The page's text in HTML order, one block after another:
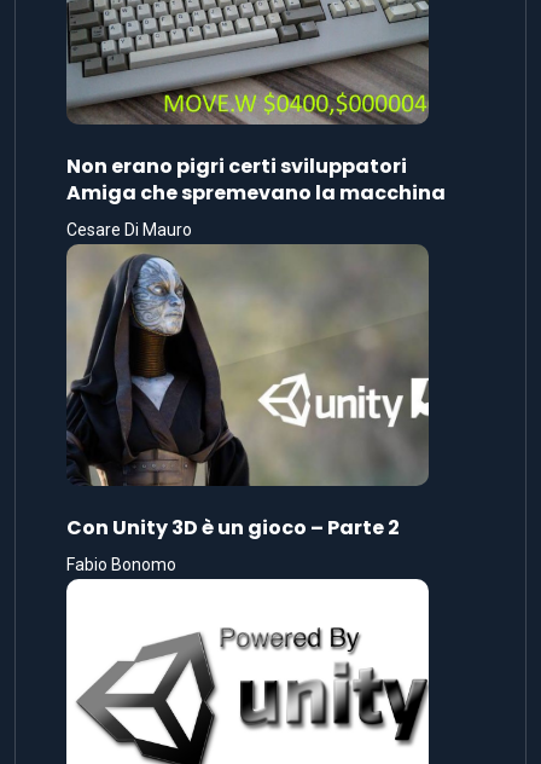
Non erano pigri certi sviluppatori
Amiga che spremevano la macchina
Cesare Di Mauro
Con Unity 3D è un gioco – Parte 2
Fabio Bonomo